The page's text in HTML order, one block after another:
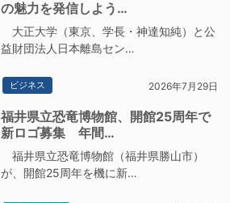
の魅力を発信しよう…
大正大学（東京、学長・神達知純）と公
益財団法人日本離島セン…
ビジネス 2026年7月29日
福井県立恐竜博物館、開館25周年で
新ロゴ募集 年間…
福井県立恐竜博物館（福井県勝山市）
が、開館25周年を機に新…